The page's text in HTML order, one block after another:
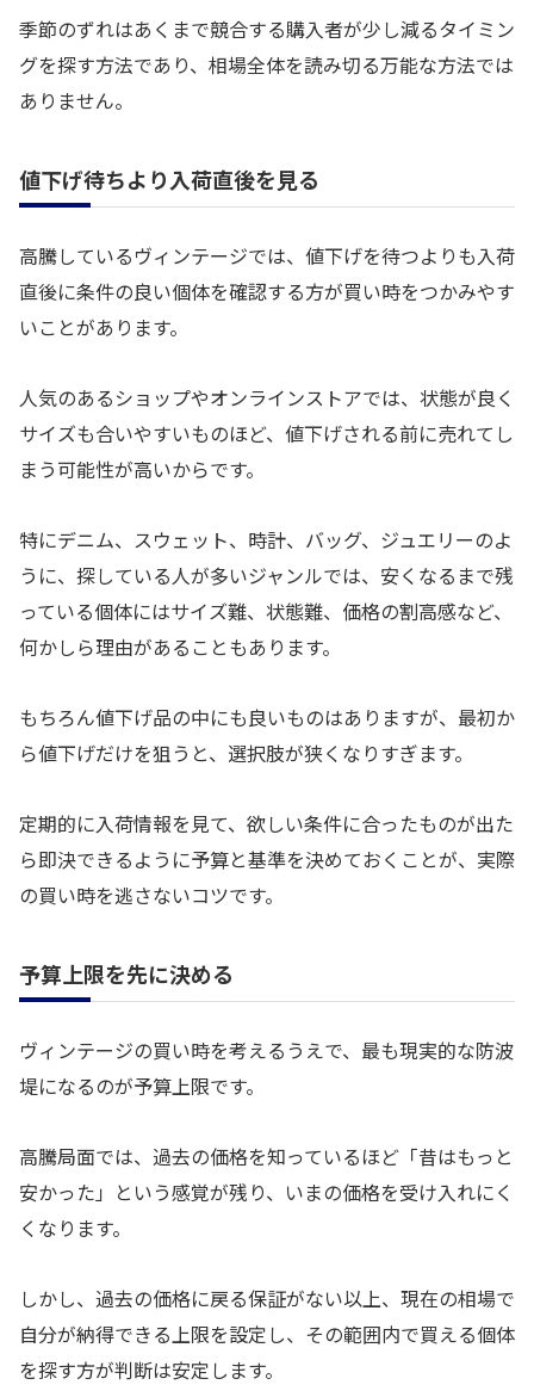
季節のずれはあくまで競合する購入者が少し減るタイミン
グを探す方法であり、相場全体を読み切る万能な方法では
ありません。
値下げ待ちより入荷直後を見る
高騰しているヴィンテージでは、値下げを待つよりも入荷
直後に条件の良い個体を確認する方が買い時をつかみやす
いことがあります。
人気のあるショップやオンラインストアでは、状態が良く
サイズも合いやすいものほど、値下げされる前に売れてし
まう可能性が高いからです。
特にデニム、スウェット、時計、バッグ、ジュエリーのよ
うに、探している人が多いジャンルでは、安くなるまで残
っている個体にはサイズ難、状態難、価格の割高感など、
何かしら理由があることもあります。
もちろん値下げ品の中にも良いものはありますが、最初か
ら値下げだけを狙うと、選択肢が狭くなりすぎます。
定期的に入荷情報を見て、欲しい条件に合ったものが出た
ら即決できるように予算と基準を決めておくことが、実際
の買い時を逃さないコツです。
予算上限を先に決める
ヴィンテージの買い時を考えるうえで、最も現実的な防波
堤になるのが予算上限です。
高騰局面では、過去の価格を知っているほど「昔はもっと
安かった」という感覚が残り、いまの価格を受け入れにく
くなります。
しかし、過去の価格に戻る保証がない以上、現在の相場で
自分が納得できる上限を設定し、その範囲内で買える個体
を探す方が判断は安定します。